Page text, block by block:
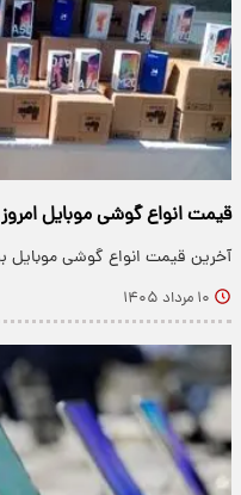
قیمت انواع گوشی موبایل امروز شنبه ۱۰
آخرین قیمت انواع گوشی موبایل
۱۰ مرداد ۱۴۰۵